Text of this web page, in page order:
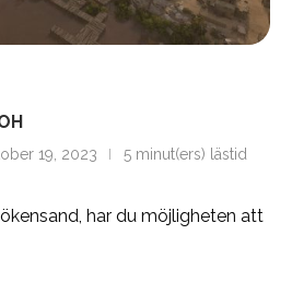
19, 2023 5 minut(ers) lästid
har du möjligheten att